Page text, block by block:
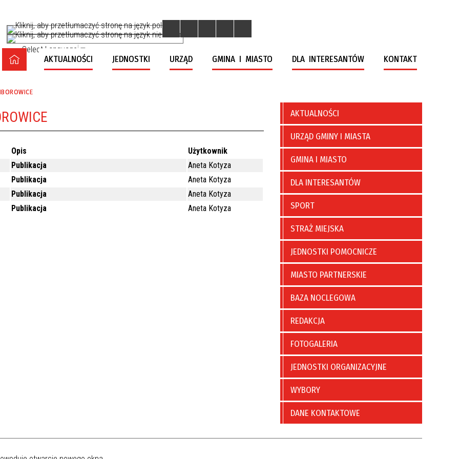
Select Language ▼
AKTUALNOŚCI JEDNOSTKI URZĄD GMINA I MIASTO DLA INTERESANTÓW KONTAKT
Opis
Użytkownik
Publikacja
Aneta Kotyza
Publikacja
Aneta Kotyza
Publikacja
Aneta Kotyza
Publikacja Aneta Kotyza
AKTUALNOŚCI
URZĄD GMINY I MIASTA
GMINA I MIASTO
DLA INTERESANTÓW
SPORT
STRAŻ MIEJSKA
JEDNOSTKI POMOCNICZE
MIASTO PARTNERSKIE
BAZA NOCLEGOWA
REDAKCJA
FOTOGALERIA
JEDNOSTKI ORGANIZACYJNE
WYBORY
DANE KONTAKTOWE